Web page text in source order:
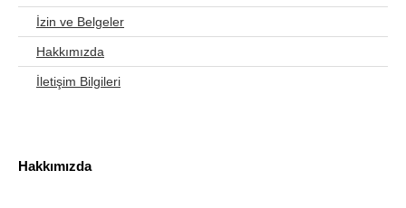
İzin ve Belgeler
Hakkımızda
İletişim Bilgileri
Hakkımızda